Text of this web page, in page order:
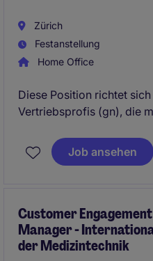
Zürich
Festanstellung
Home Office
Diese Position richtet
Vertriebsprofis (gn), die
Beziehungsmanagement
nachhaltigen Mehrwert
Job ansehen
Customer
Manager -
der Medizintechnik